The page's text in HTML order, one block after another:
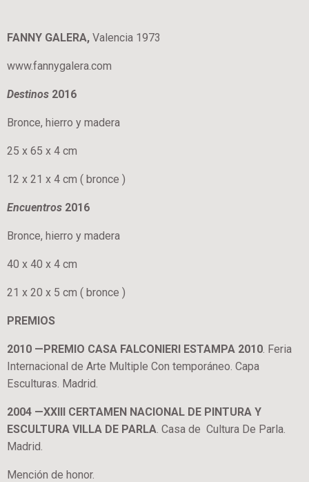
FANNY GALERA, Valencia 1973
www.fannygalera.com
Destinos 2016
Bronce, hierro y madera
25 x 65 x 4 cm
12 x 21 x 4 cm ( bronce )
Encuentros 2016
Bronce, hierro y madera
40 x 40 x 4 cm
21 x 20 x 5 cm ( bronce )
PREMIOS
2010 —PREMIO CASA FALCONIERI ESTAMPA 2010. Feria
Internacional de Arte Multiple Con temporáneo. Capa
Esculturas. Madrid.
2004 —XXIII CERTAMEN NACIONAL DE PINTURA Y
ESCULTURA VILLA DE PARLA. Casa de Cultura De Parla.
Madrid.
Mención de honor.